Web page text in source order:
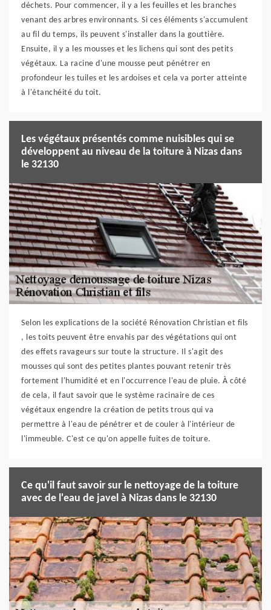
déchets. Pour commencer, il y a les feuilles et les branches
venant des arbres environnants. Si ces éléments s'accumulent
au fil du temps, ils peuvent s'installer dans la gouttière.
Ensuite, il y a les mousses et les lichens qui sont des petits
végétaux. La racine d'une mousse peut pénétrer en
profondeur les tuiles et les ardoises et cela va porter atteinte
à l'étanchéité du toit.
Les végétaux présentés comme nuisibles qui se
développent au niveau de la toiture à Nizas dans
le 32130
Selon les explications de la société Rénovation Christian et fils
, les toits peuvent être envahis par des végétations qui ont
des effets ravageurs sur toute la structure. Il s'agit des
mousses qui sont des petites plantes pouvant retenir très
fortement l'humidité et en l'occurrence l'eau de pluie. À côté
de cela, il faut savoir que le système racinaire de ces
végétaux engendre la création de petits trous qui va
permettre à l'eau de pénétrer et de couler à l'intérieur de
l'immeuble. C'est ce qu'on appelle fuites de toiture.
Ce qu'il faut savoir sur le nettoyage de la toiture
avec de l'eau de javel à Nizas dans le 32130